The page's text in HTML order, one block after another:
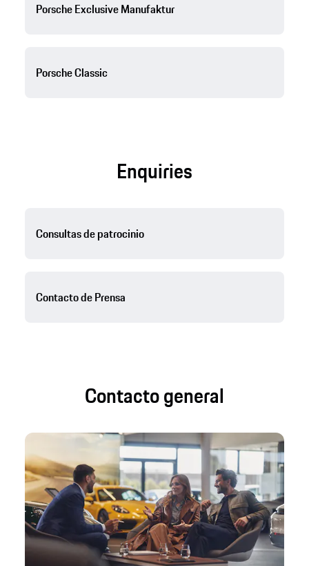
Porsche Exclusive Manufaktur
Porsche Classic
Enquiries
Consultas de patrocinio
Contacto de Prensa
Contacto general